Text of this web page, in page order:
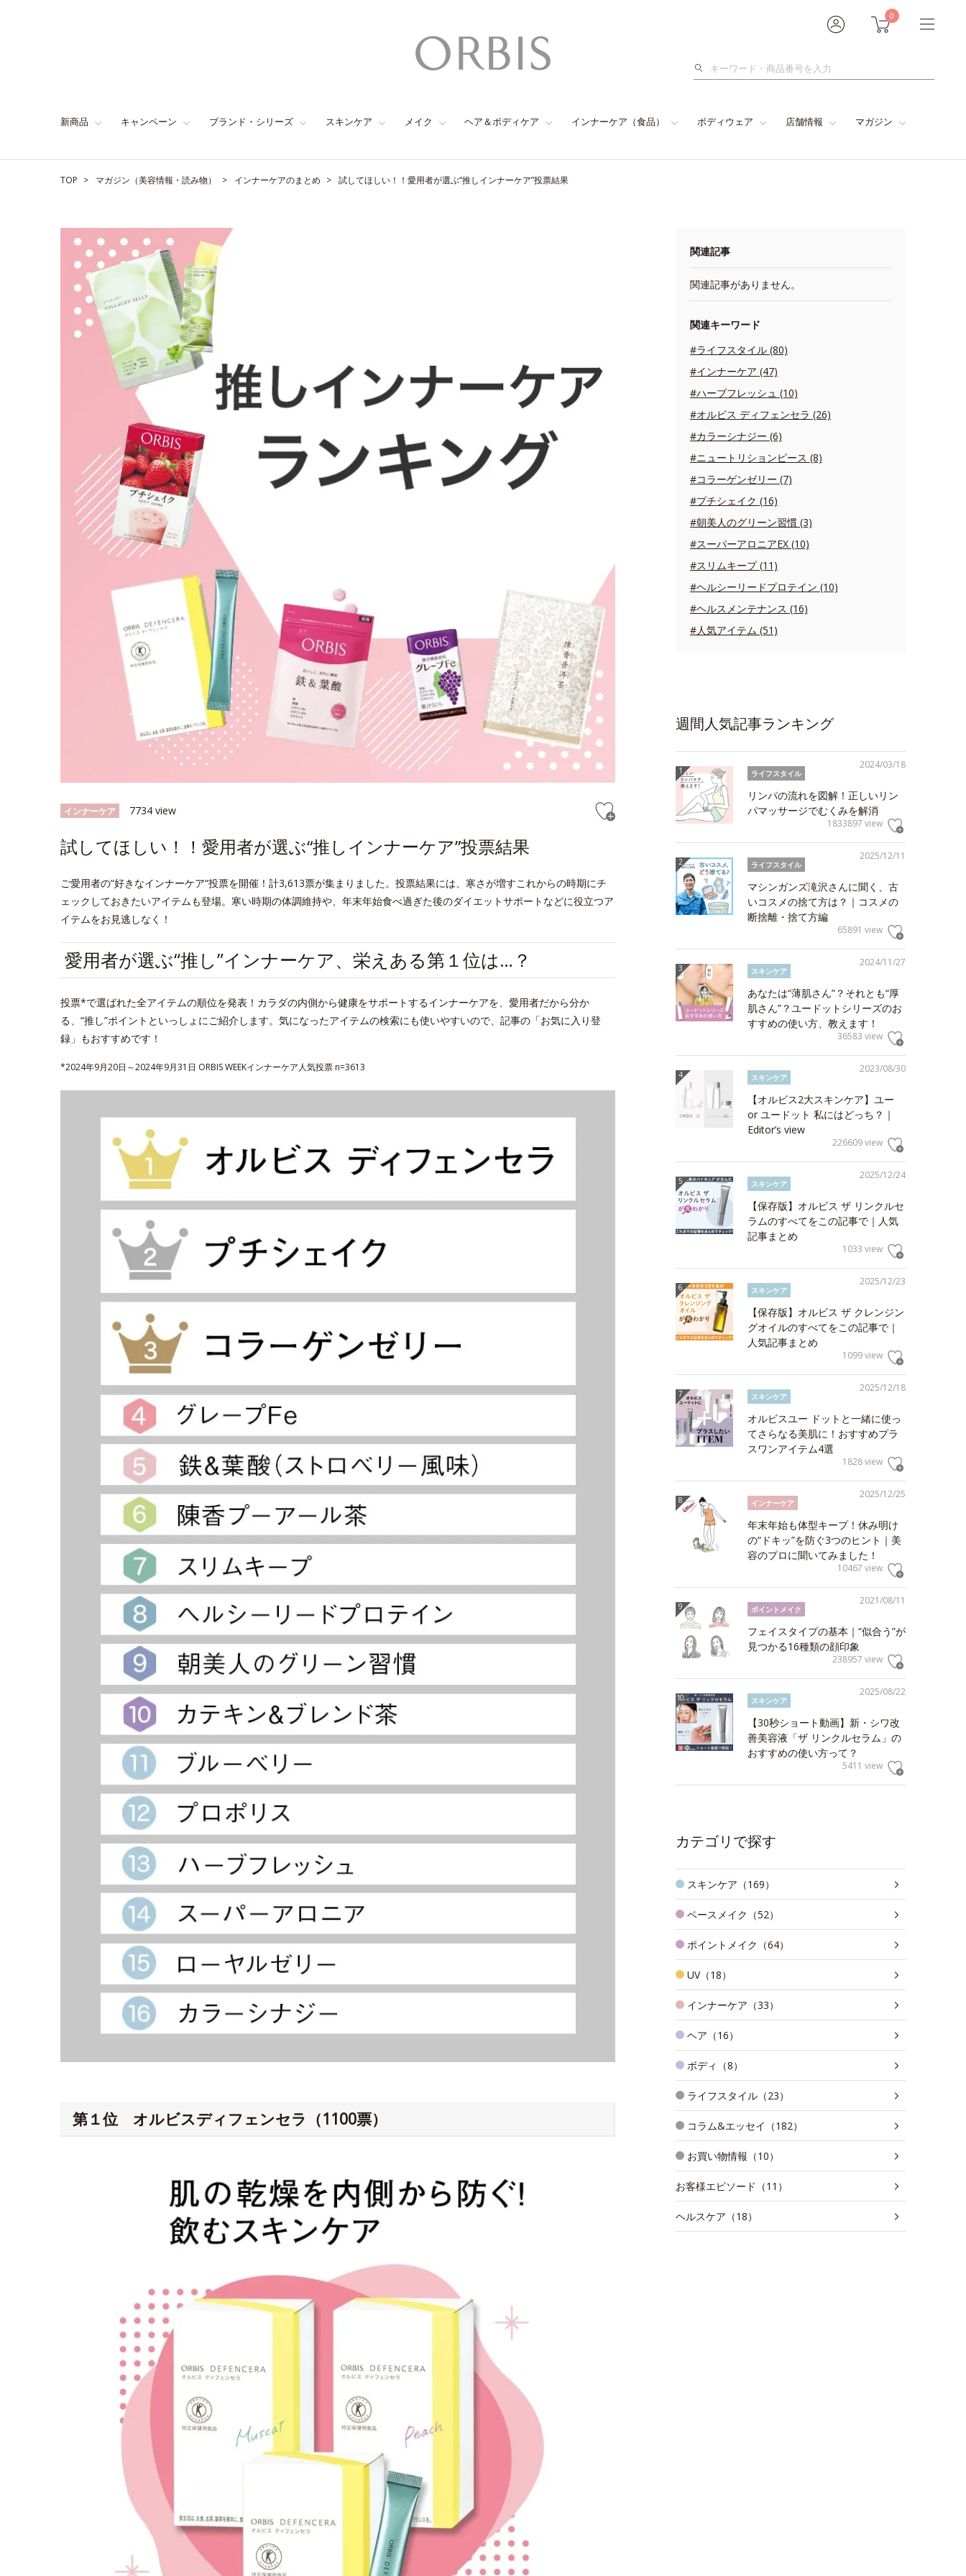
0
検
新商品 キャンペーン ブランド・シリーズ スキンケア メイク ヘア＆ボディケア インナーケア（食品） ボディウェア 店舗情報 マガジン
TOP マガジン（美容情報・読み物） インナーケアのまとめ 試してほしい！！愛用者が選ぶ“推しインナーケア”投票結果
インナーケア 7734 view
試してほしい！！愛用者が選ぶ“推しインナーケア”投票結果
ご愛用者の“好きなインナーケア“投票を開催！計3,613票が集まりました。投票結果には、寒さが増すこれからの時期にチ
ェックしておきたいアイテムも登場。寒い時期の体調維持や、年末年始食べ過ぎた後のダイエットサポートなどに役立つア
イテムをお見逃しなく！
愛用者が選ぶ“推し”インナーケア、栄えある第１位は…？
投票*で選ばれた全アイテムの順位を発表！カラダの内側から健康をサポートするインナーケアを、愛用者だから分か
る、“推し”ポイントといっしょにご紹介します。気になったアイテムの検索にも使いやすいので、記事の「お気に入り登
録」もおすすめです！
*2024年9月20日～2024年9月31日 ORBIS WEEKインナーケア人気投票 n=3613
第１位 オルビスディフェンセラ（1100票）
関連記事
関連記事がありません。
関連キーワード
#ライフスタイル (80)
#インナーケア (47)
#ハーブフレッシュ (10)
#オルビス ディフェンセラ (26)
#カラーシナジー (6)
#ニュートリションピース (8)
#コラーゲンゼリー (7)
#プチシェイク (16)
#朝美人のグリーン習慣 (3)
#スーパーアロニアEX (10)
#スリムキープ (11)
#ヘルシーリードプロテイン (10)
#ヘルスメンテナンス (16)
#人気アイテム (51)
週間人気記事ランキング
2024/03/18
ライフスタイル
リンパの流れを図解！正しいリン
パマッサージでむくみを解消
1833897 view
2025/12/11
ライフスタイル
マシンガンズ滝沢さんに聞く、古
いコスメの捨て方は？｜コスメの
断捨離・捨て方編
65891 view
2024/11/27
スキンケア
あなたは“薄肌さん”？それとも“厚
肌さん”？ユードットシリーズのお
すすめの使い方、教えます！
36583 view
2023/08/30
スキンケア
【オルビス2大スキンケア】ユー
or ユードット 私にはどっち？｜
Editor’s view
226609 view
2025/12/24
スキンケア
【保存版】オルビス ザ リンクルセ
ラムのすべてをこの記事で｜人気
記事まとめ
1033 view
2025/12/23
スキンケア
【保存版】オルビス ザ クレンジン
グオイルのすべてをこの記事で｜
人気記事まとめ
1099 view
2025/12/18
スキンケア
オルビスユー ドットと一緒に使っ
てさらなる美肌に！おすすめプラ
スワンアイテム4選
1828 view
2025/12/25
インナーケア
年末年始も体型キープ！休み明け
の“ドキッ”を防ぐ3つのヒント｜美
容のプロに聞いてみました！
10467 view
2021/08/11
ポイントメイク
フェイスタイプの基本｜“似合う”が
見つかる16種類の顔印象
238957 view
2025/08/22
スキンケア
【30秒ショート動画】新・シワ改
善美容液「ザ リンクルセラム」の
おすすめの使い方って？
5411 view
カテゴリで探す
スキンケア（169）
ベースメイク（52）
ポイントメイク（64）
UV（18）
インナーケア（33）
ヘア（16）
ボディ（8）
ライフスタイル（23）
コラム&エッセイ（182）
お買い物情報（10）
お客様エピソード（11）
ヘルスケア（18）